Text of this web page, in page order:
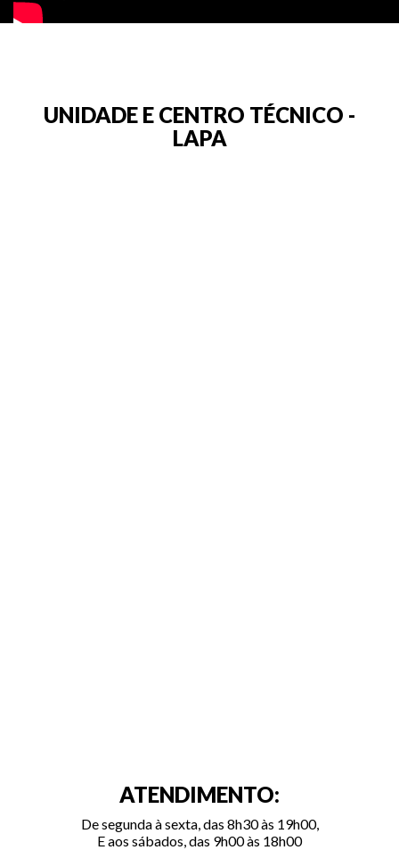
UNIDADE E CENTRO TÉCNICO -
LAPA
ATENDIMENTO:
De segunda à sexta, das 8h30 às 19h00,
E aos sábados, das 9h00 às 18h00